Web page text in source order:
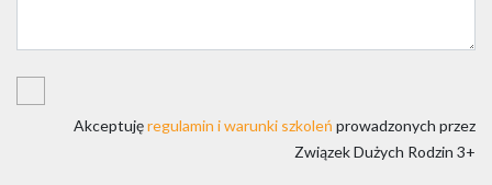
Akceptujęregulamin i warunki szkoleń prowadzonych przez
Związek Dużych Rodzin 3+